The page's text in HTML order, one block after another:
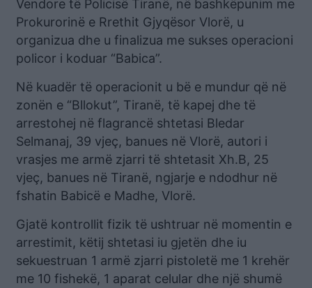
Vendore të Policisë Tiranë, në bashkëpunim me
Prokurorinë e Rrethit Gjyqësor Vlorë, u
organizua dhe u finalizua me sukses operacioni
policor i koduar “Babica”.
Në kuadër të operacionit u bë e mundur që në
zonën e “Bllokut”, Tiranë, të kapej dhe të
arrestohej në flagrancë shtetasi Bledar
Selmanaj, 39 vjeç, banues në Vlorë, autori i
vrasjes me armë zjarri të shtetasit Xh.B, 25
vjeç, banues në Tiranë, ngjarje e ndodhur në
fshatin Babicë e Madhe, Vlorë.
Gjatë kontrollit fizik të ushtruar në momentin e
arrestimit, këtij shtetasi iu gjetën dhe iu
sekuestruan 1 armë zjarri pistoletë me 1 krehër
me 10 fishekë, 1 aparat celular dhe një shumë